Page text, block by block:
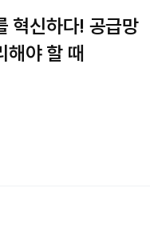
혁신하다! 공급망
야 할 때